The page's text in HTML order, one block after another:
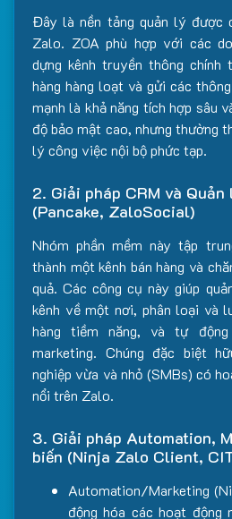
Đây là nền tảng quản lý được
Zalo. ZOA phù hợp với các
dựng kênh truyền thông chính
hàng hàng loạt và gửi các
mạnh là khả năng tích hợp sâu
độ bảo mật cao, nhưng thường
lý công việc nội bộ phức tạp.
2. Giải pháp CRM và
(Pancake, ZaloSocial)
Nhóm phần mềm này tập
thành một kênh bán hàng và
quả. Các công cụ này giúp
kênh về một nơi, phân loại và
hàng tiềm năng, và tự
marketing. Chúng đặc biệt
nghiệp vừa và nhỏ (SMBs) có
nổi trên Zalo.
3. Giải pháp Automation,
biến (Ninja Zalo Client,
Automation/Marketing
động hóa các hoạt động